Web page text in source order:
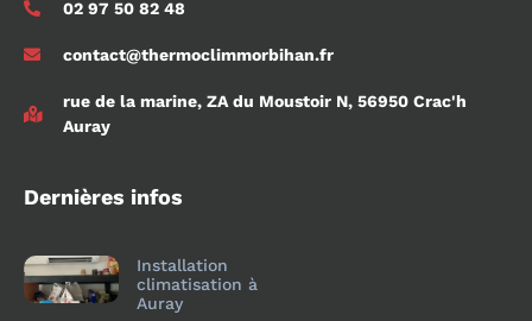
02 97 50 82 48
contact@thermoclimmorbihan.fr
rue de la marine, ZA du Moustoir N, 56950 Crac'h
Auray
Dernières infos
Installation
climatisation à
Auray